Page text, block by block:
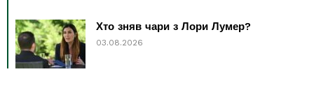
Хто зняв чари з Лори Лумер?
03.08.2026